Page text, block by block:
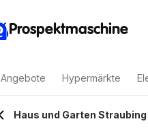
Prospektmaschine
Angebote Hypermärkte
Haus und Garten Straubing